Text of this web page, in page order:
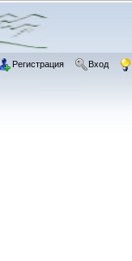
Регистрация Вход